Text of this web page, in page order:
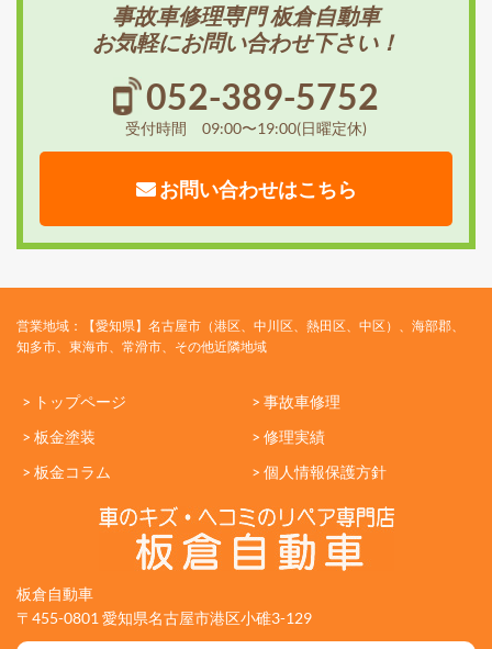
事故車修理専門 板倉自動車
お気軽にお問い合わせ下さい！
052-389-5752
受付時間 09:00〜19:00(日曜定休)
お問い合わせはこちら
営業地域：【愛知県】名古屋市（港区、中川区、熱田区、中区）、海部郡、
知多市、東海市、常滑市、その他近隣地域
> トップページ
> 事故車修理
> 板金塗装
> 修理実績
> 板金コラム
> 個人情報保護方針
板倉自動車
〒455-0801 愛知県名古屋市港区小碓3-129